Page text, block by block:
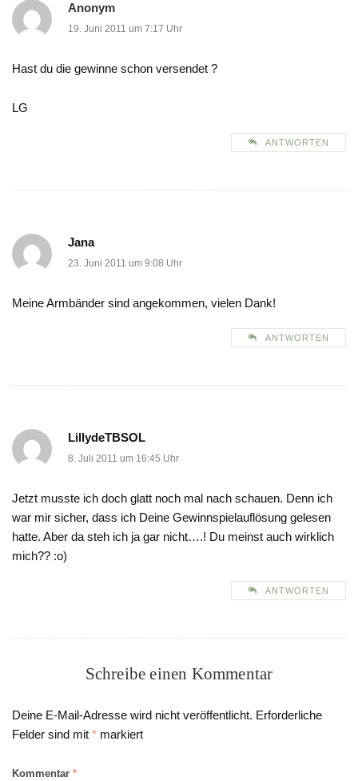
Anonym
19. Juni 2011 um 7:17 Uhr
Hast du die gewinne schon versendet ?
LG
ANTWORTEN
Jana
23. Juni 2011 um 9:08 Uhr
Meine Armbänder sind angekommen, vielen Dank!
ANTWORTEN
LillydeTBSOL
8. Juli 2011 um 16:45 Uhr
Jetzt musste ich doch glatt noch mal nach schauen. Denn ich
war mir sicher, dass ich Deine Gewinnspielauflösung gelesen
hatte. Aber da steh ich ja gar nicht….! Du meinst auch wirklich
mich?? :o)
ANTWORTEN
Schreibe einen Kommentar
Deine E-Mail-Adresse wird nicht veröffentlicht. Erforderliche
Felder sind mit * markiert
Kommentar *